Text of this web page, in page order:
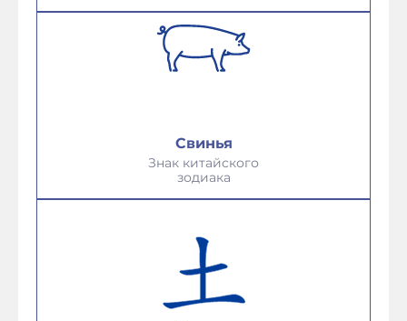
Свинья
Знак китайского
зодиака